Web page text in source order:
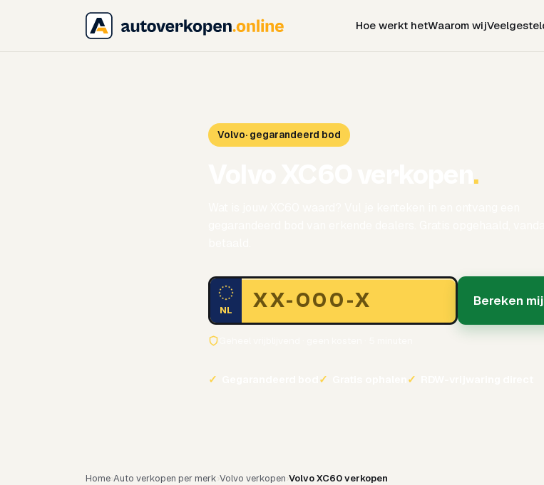
Hoe werkt hetWaarom wij
Volvo· gegarandeerd bod
.
NL
Bereken
✓ ✓ ✓
Home Auto verkopen per merk Volvo verkopen Volvo XC60 verkopen